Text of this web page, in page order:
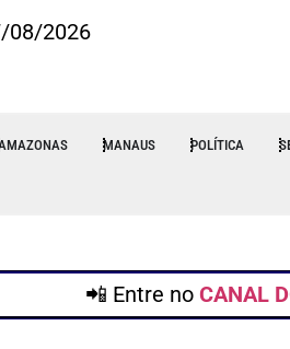
08/2026
MANAUS POLÍTICA
📲 Entre no CANAL